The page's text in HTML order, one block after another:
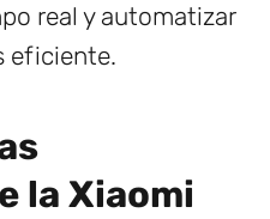
real y automatizar
eficiente.
la Xiaomi